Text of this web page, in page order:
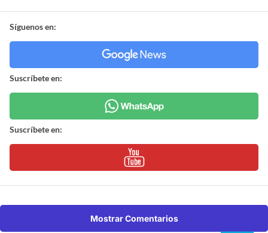
Síguenos en:
Suscríbete en:
Suscríbete en:
Mostrar Comentarios